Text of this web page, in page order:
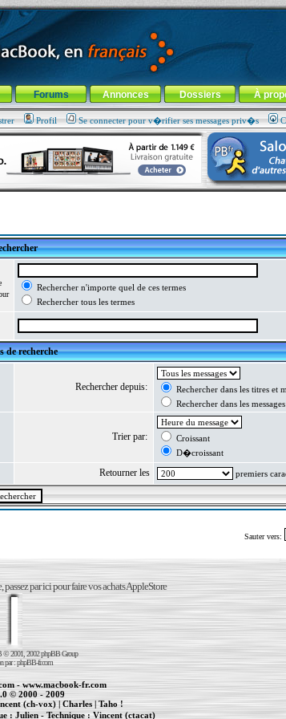
Forums Annonces Dossiers À
Profil Se connecter pour v�rifier ses messages priv�s
Rechercher n'importe quel de ces termes
Rechercher tous les termes
de recherche
Rechercher depuis:
Rechercher dans les titres et
Rechercher dans les
Trier par:
Croissant
D�croissant
Retourner les premiers
Sauter vers:
par ici pour faire vos achats AppleStore
© 2001, 2002 phpBB Group
par :phpBB-fr.com
-www.macbook-fr.com
© 2000 - 2009
(ch-vox)|Charles| Taho !
: Julien - Technique :Vincent (ctacat)